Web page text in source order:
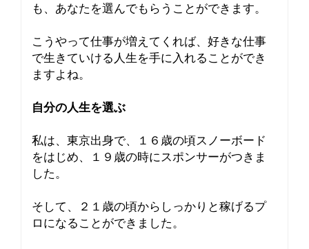
も、あなたを選んでもらうことができます。
こうやって仕事が増えてくれば、好きな仕事
で生きていける人生を手に入れることができ
ますよね。
自分の人生を選ぶ
私は、東京出身で、１６歳の頃スノーボード
をはじめ、１９歳の時にスポンサーがつきま
した。
そして、２１歳の頃からしっかりと稼げるプ
ロになることができました。